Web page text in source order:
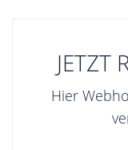
JETZT
Hier